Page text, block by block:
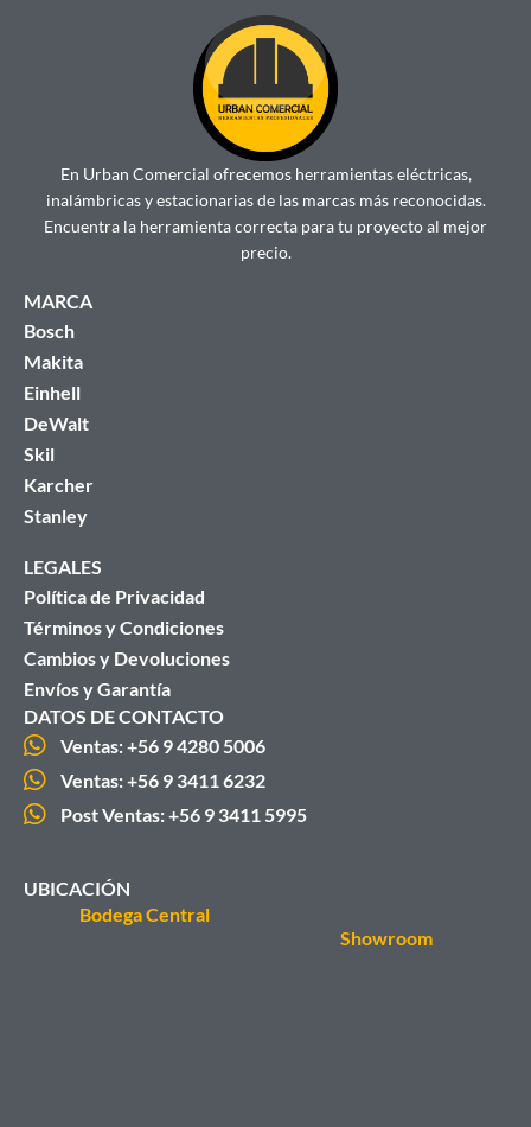
En Urban Comercial ofrecemos herramientas eléctricas,
inalámbricas y estacionarias de las marcas más reconocidas.
Encuentra la herramienta correcta para tu proyecto al mejor
precio.
MARCA
Bosch
Makita
Einhell
DeWalt
Skil
Karcher
Stanley
LEGALES
Política de Privacidad
Términos y Condiciones
Cambios y Devoluciones
Envíos y Garantía
DATOS DE CONTACTO
Ventas: +56 9 4280 5006
Ventas: +56 9 3411 6232
Post Ventas: +56 9 3411 5995
UBICACIÓN
Bodega Central
Showroom